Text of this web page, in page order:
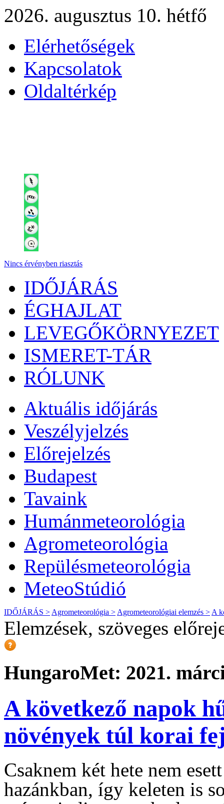
2026. augusztus 10. hétfő
Elérhetőségek
Kapcsolatok
Oldaltérkép
Nincs érvényben riasztás
IDŐJÁRÁS
ÉGHAJLAT
LEVEGŐKÖRNYEZET
ISMERET-TÁR
RÓLUNK
Aktuális időjárás
Veszélyjelzés
Előrejelzés
Budapest
Tavaink
Humánmeteorológia
Agrometeorológia
Repülésmeteorológia
MeteoStúdió
IDŐJÁRÁS > Agrometeorológia > Agrometeorológiai elemzés > A
Elemzések, szöveges
HungaroMet: 2021.
A következő napok
növények túl korai
Csaknem két hete nem
hazánkban, így keleten is